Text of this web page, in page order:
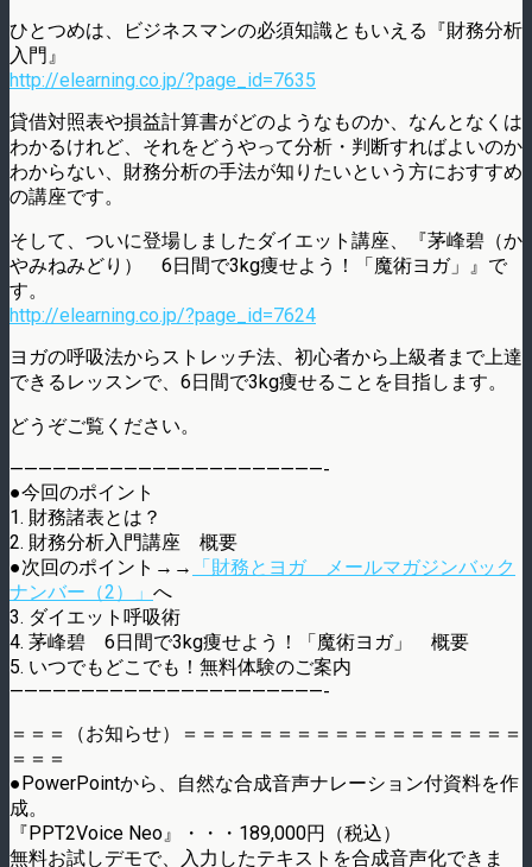
ひとつめは、ビジネスマンの必須知識ともいえる『財務分析
入門』
http://elearning.co.jp/?page_id=7635
貸借対照表や損益計算書がどのようなものか、なんとなくは
わかるけれど、それをどうやって分析・判断すればよいのか
わからない、財務分析の手法が知りたいという方におすすめ
の講座です。
そして、ついに登場しましたダイエット講座、『茅峰碧（か
やみねみどり） 6日間で3kg痩せよう！「魔術ヨガ」』で
す。
http://elearning.co.jp/?page_id=7624
ヨガの呼吸法からストレッチ法、初心者から上級者まで上達
できるレッスンで、6日間で3kg痩せることを目指します。
どうぞご覧ください。
——————————————————————-
●今回のポイント
1. 財務諸表とは？
2. 財務分析入門講座 概要
●次回のポイント→→
「財務とヨガ メールマガジンバック
ナンバー（2）」 へ
3. ダイエット呼吸術
4. 茅峰碧 6日間で3kg痩せよう！「魔術ヨガ」 概要
5. いつでもどこでも！無料体験のご案内
——————————————————————-
＝＝＝（お知らせ）＝＝＝＝＝＝＝＝＝＝＝＝＝＝＝＝＝＝
＝＝＝
●PowerPointから、自然な合成音声ナレーション付資料を作
成。
『PPT2Voice Neo』・・・189,000円（税込）
無料お試しデモで、入力したテキストを合成音声化できま